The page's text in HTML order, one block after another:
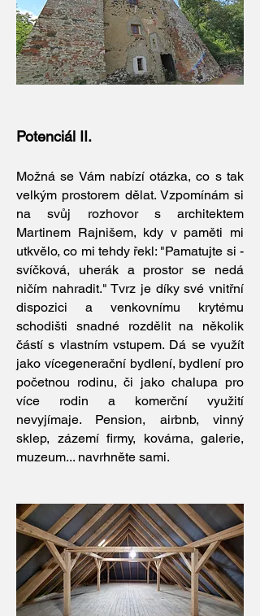
Potenciál II.
Možná se Vám nabízí otázka, co s tak
velkým prostorem dělat. Vzpomínám si
na svůj rozhovor s architektem
Martinem Rajnišem, kdy v paměti mi
utkvělo, co mi tehdy řekl: "Pamatujte si -
svíčková, uherák a prostor se nedá
ničím nahradit." Tvrz je díky své vnitřní
dispozici a venkovnímu krytému
schodišti snadné rozdělit na několik
částí s vlastním vstupem. Dá se využít
jako vícegenerační bydlení, bydlení pro
početnou rodinu, či jako chalupa pro
více rodin a komerční využití
nevyjímaje. Pension, airbnb, vinný
sklep, zázemí firmy, kovárna, galerie,
muzeum... navrhněte sami.